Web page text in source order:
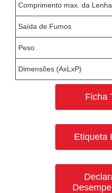
Comprimento max. da Lenha
Saída de Fumos
Peso
Dimensões (AxLxP)
Ficha
Etiqueta